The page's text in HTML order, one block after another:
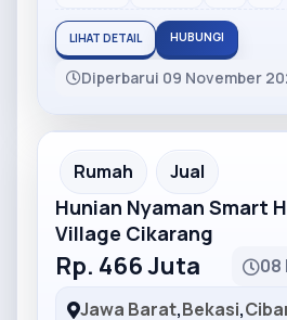
LIHAT DETAIL HUBUNGI
Diperbarui 09 November
Partner Ad
Rumah Jual
Hunian Nyaman Smart
Village Cikarang
Rp. 466 Juta
08
Jawa Barat,Bekasi,